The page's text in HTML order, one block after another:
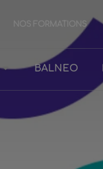
NOS FORMATIONS
BALNEO